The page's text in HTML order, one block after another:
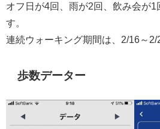
オフ日が4回、雨が2回、飲み会が
す。
連続ウォーキング期間は、2/16～2/
歩数データー